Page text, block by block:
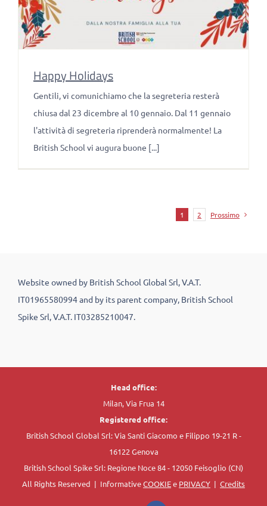
Happy Holidays
Gentili, vi comunichiamo che la segreteria resterà
chiusa dal 23 dicembre al 10 gennaio. Dal 11 gennaio
l'attività di segreteria riprenderà normalmente! La
British School vi augura buone [...]
1 2 Prossimo
Website owned by British School Global Srl, V.A.T.
IT01965580994 and by its parent company, British School
Spike Srl, V.A.T. IT03285210047.
Head office:
Milan, Via Frua 14
Registered office:
British School Global Srl: Via Santi Giacomo e Filippo 19-21 R -
16122 Genova
British School Spike Srl: Regione Noce 84 - 12050 Feisoglio (CN)
All Rights Reserved | InformativeCOOKIEe PRIVACY | Credits